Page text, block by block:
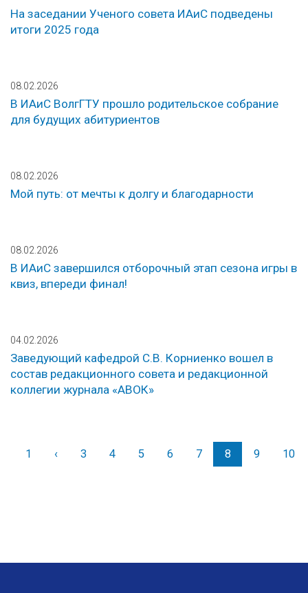
На заседании Ученого совета ИАиС подведены
итоги 2025 года
08.02.2026
В ИАиС ВолгГТУ прошло родительское собрание
для будущих абитуриентов
08.02.2026
Мой путь: от мечты к долгу и благодарности
08.02.2026
В ИАиС завершился отборочный этап сезона игры в
квиз, впереди финал!
04.02.2026
Заведующий кафедрой С.В. Корниенко вошел в
состав редакционного совета и редакционной
коллегии журнала «АВОК»
1 ‹Назад
3 4 5 6 7 8 9 10